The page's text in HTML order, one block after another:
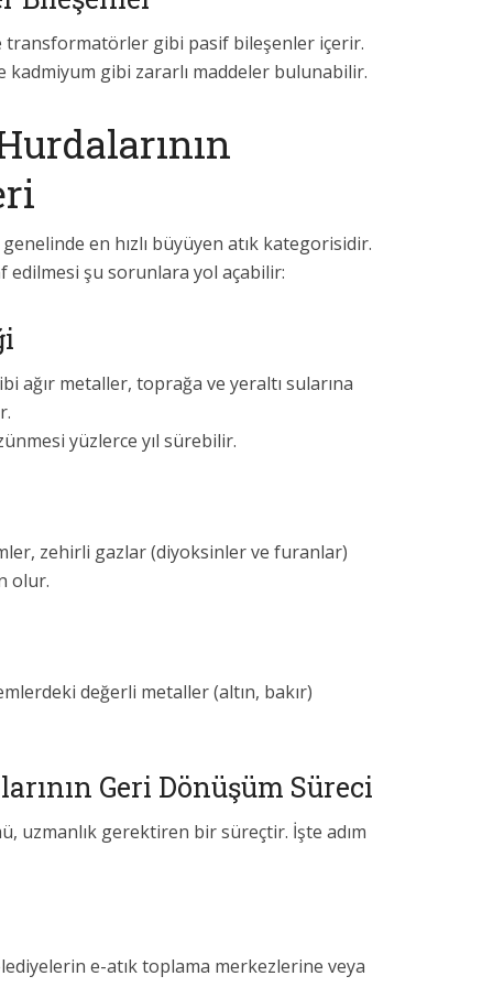
transformatörler gibi pasif bileşenler içerir.
kadmiyum gibi zararlı maddeler bulunabilir.
en hızlı büyüyen atık kategorisidir.
edilmesi şu sorunlara yol açabilir:
ağır metaller, toprağa ve yeraltı sularına
yüzlerce yıl sürebilir.
zehirli gazlar (diyoksinler ve furanlar)
olur.
değerli metaller (altın, bakır)
Geri Dönüşüm Süreci
uzmanlık gerektiren bir süreçtir. İşte adım
e-atık toplama merkezlerine veya